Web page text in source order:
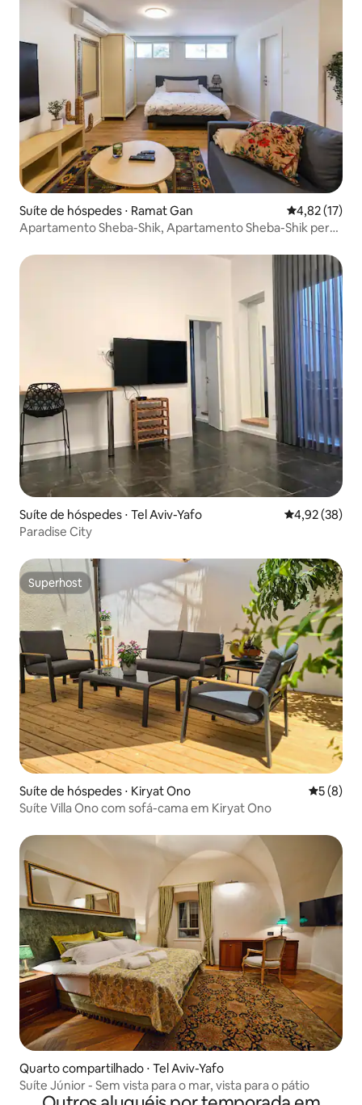
Suíte de hóspedes ⋅ Ramat Gan 4,82 de uma
4,82 (17)
Apartamento Sheba-Shik, Apartamento Sheba-Shik perto
Suíte de hóspedes ⋅ Tel Aviv-Yafo 4,92 de uma
4,92 (38)
Paradise City
Superhost
Superhost
Suíte de hóspedes ⋅ Kiryat Ono 5 de
5 (8)
Suíte Villa Ono com sofá-cama em Kiryat Ono
Quarto compartilhado ⋅ Tel Aviv-Yafo
Suíte Júnior - Sem vista para o mar, vista para o pátio